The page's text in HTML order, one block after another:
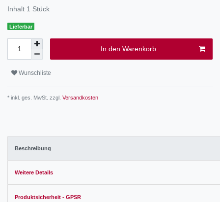
Inhalt 1 Stück
Lieferbar
In den Warenkorb
Wunschliste
* inkl. ges. MwSt. zzgl. Versandkosten
Beschreibung
Weitere Details
Produktsicherheit - GPSR